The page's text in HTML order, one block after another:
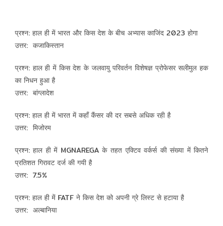
प्रश्न: हाल ही में भारत और किस देश के बीच अभ्यास काजिंद 2023 होगा
उत्तर: कजाकिस्तान
प्रश्न: हाल ही में किस देश के जलवायु परिवर्तन विशेषज्ञ प्रोफेसर सलीमुल हक
का निधन हुआ है
उत्तर: बांग्लादेश
प्रश्न: हाल ही में भारत में कहाँ कैंसर की दर सबसे अधिक रही है
उत्तर: मिजोरम
प्रश्न: हाल ही में MGNAREGA के तहत एक्टिव वर्कर्स की संख्या में कितने
प्रतिशत गिरावट दर्ज की गयी है
उत्तर: 7.5%
प्रश्न: हाल ही में FATF ने किस देश को अपनी ग्रे लिस्ट से हटाया है
उत्तर: अल्बानिया